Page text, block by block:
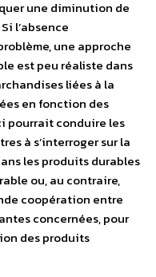
une diminution de
l’absence
une approche
est peu réaliste dans
liées à la
en fonction des
pourrait conduire les
à s’interroger sur la
les produits durables
ou, au contraire,
coopération entre
concernées, pour
des produits